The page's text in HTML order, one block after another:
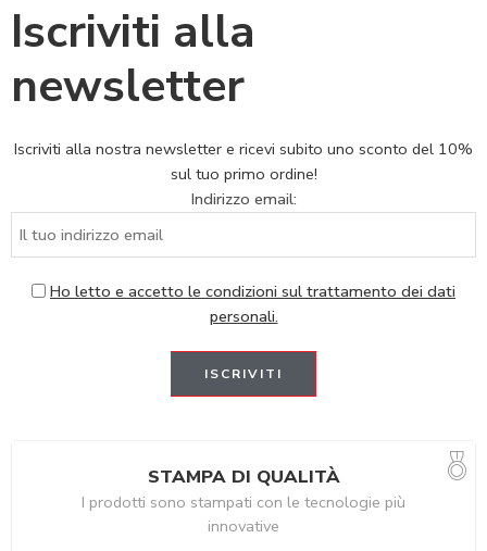
Iscriviti alla
newsletter
Iscriviti alla nostra newsletter e ricevi subito uno sconto del 10%
sul tuo primo ordine!
Indirizzo email:
Ho letto e accetto le condizioni sul trattamento dei dati
personali.
STAMPA DI QUALITÀ
I prodotti sono stampati con le tecnologie più
innovative